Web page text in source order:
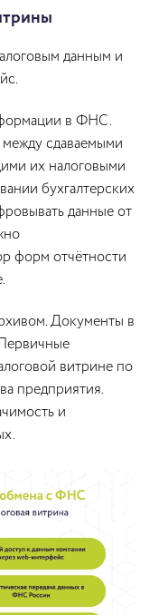
данным и
в ФНС.
между сдаваемыми
их налоговыми
бухгалтерских
данные от
форм отчётности
Документы в
витрине по
предприятия.
и